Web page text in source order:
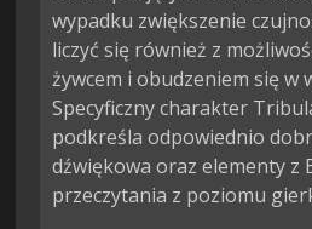
wypadku zwiększenie
liczyć się również z
żywcem i obudzeniem się w
Specyficzny charakter
podkreśla odpowiednio
dźwiękowa oraz elementy z
przeczytania z poziomu